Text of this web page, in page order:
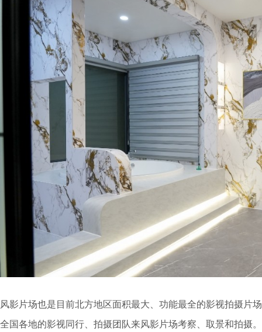
风影片场也是目前北方地区面积最大、功能最全的影视拍摄片
全国各地的影视同行、拍摄团队来风影片场考察、取景和拍摄。